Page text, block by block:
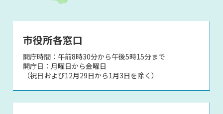
市役所各窓口
開庁時間：午前8時30分から午後5時15分まで
開庁日：月曜日から金曜日
（祝日および12月29日から1月3日を除く）